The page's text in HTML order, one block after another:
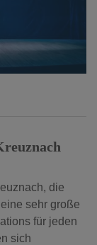
die
sehr große
für jeden
sich